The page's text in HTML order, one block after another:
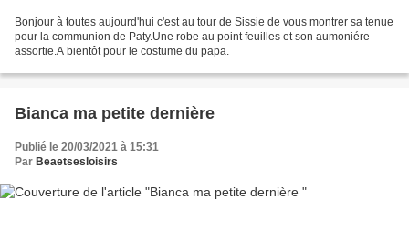
Bonjour à toutes aujourd'hui c'est au tour de Sissie de vous montrer sa tenue
pour la communion de Paty.Une robe au point feuilles et son aumoniére
assortie.A bientôt pour le costume du papa.
Bianca ma petite dernière
Publié le 20/03/2021 à 15:31
Par Beaetsesloisirs